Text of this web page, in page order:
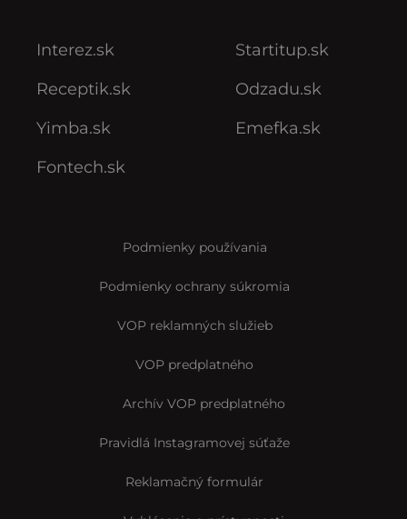
Interez.sk
Receptik.sk
Yimba.sk
Fontech.sk
Startitup.sk
Odzadu.sk
Emefka.sk
Podmienky používania
Podmienky ochrany súkromia
VOP reklamných služieb
VOP predplatného
Archív VOP predplatného
Pravidlá Instagramovej súťaže
Reklamačný formulár